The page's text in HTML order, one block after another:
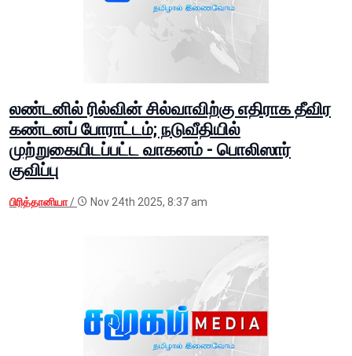
லண்டனில் ரில்வின் சில்வாவிற்கு எதிராக தீவிர
கண்டனப் போராட்டம்; நடுவீதியில்
முற்றுகையிடப்பட்ட வாகனம் - பொலிஸார்
குவிப்பு
பிரித்தானியா/ Nov 24th 2025, 8:37 am